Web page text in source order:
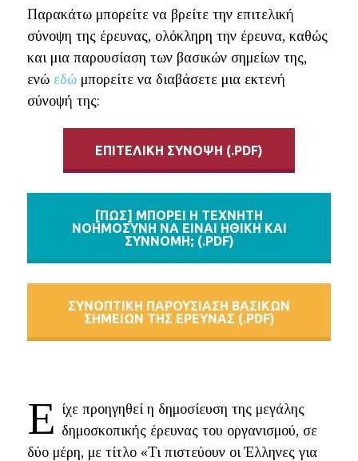
Παρακάτω μπορείτε να βρείτε την επιτελική
σύνοψη της έρευνας, ολόκληρη την έρευνα, καθώς
και μια παρουσίαση των βασικών σημείων της,
ενώ εδώ μπορείτε να διαβάσετε μια εκτενή
σύνοψή της:
ΕΠΙΤΕΛΙΚΗ ΣΥΝΟΨΗ (.PDF)
[ΠΩΣ] ΜΠΟΡΕΙ Η ΤΕΧΝΗΤΗ
ΝΟΗΜΟΣΥΝΗ ΝΑ ΕΙΝΑΙ ΗΘΙΚΗ ΚΑΙ
ΣΥΝΝΟΜΗ; (.PDF)
ΣΥΝΟΠΤΙΚΗ ΠΑΡΟΥΣΙΑΣΗ ΒΑΣΙΚΩΝ
ΣΗΜΕΙΩΝ ΤΗΣ ΕΡΕΥΝΑΣ (.PDF)
Ε ίχε προηγηθεί η δημοσίευση της μεγάλης
δημοσκοπικής έρευνας του οργανισμού, σε
δύο μέρη, με τίτλο «Τι πιστεύουν οι Έλληνες για